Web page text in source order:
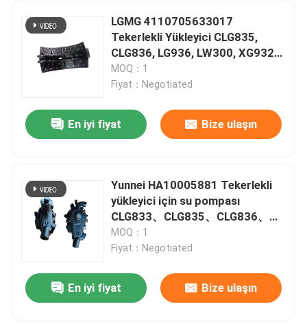
Kalite kontrol
Haberler
Vakalar
Blog
LGMG 4110705633017
Tekerlekli Yükleyici CLG835,
CLG836, LG936, LW300, XG932
için Fren Pabucu
MOQ：1
Fiyat：Negotiated
En iyi fiyat Bize ulaşın
Yunnei HA10005881 Tekerlekli
yükleyici için su pompası
CLG833、CLG835、CLG836、
CLG842、CLG855、CLG856
Forklift CPCD30、CPCD35、
MOQ：1
Fiyat：Negotiated
En iyi fiyat Bize ulaşın